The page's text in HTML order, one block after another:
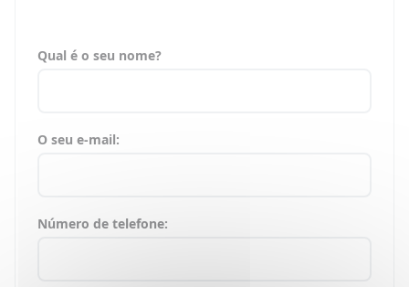
Qual é o seu nome?
O seu e-mail:
Número de telefone: